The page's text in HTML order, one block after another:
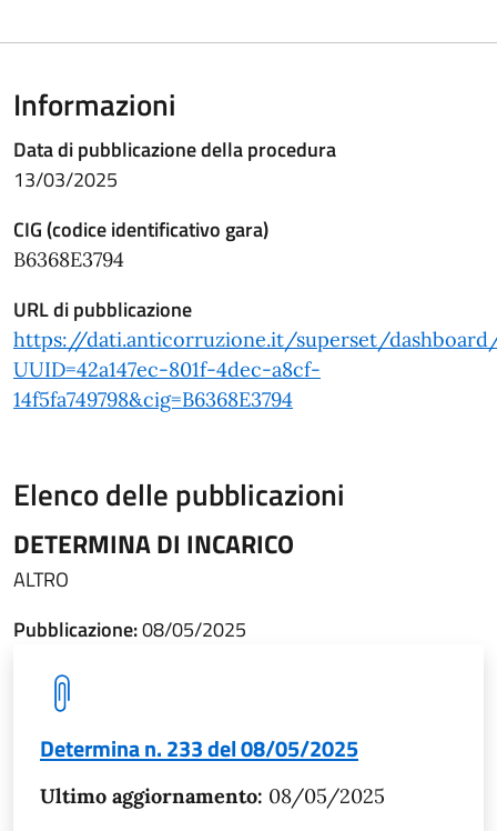
Informazioni
Data di pubblicazione della procedura
13/03/2025
CIG (codice identificativo gara)
B6368E3794
URL di pubblicazione
https://dati.anticorruzione.it/superset/
UUID=42a147ec-801f-4dec-a8cf-
14f5fa749798&cig=B6368E3794
Elenco delle pubblicazioni
DETERMINA DI INCARICO
ALTRO
Pubblicazione:08/05/2025
Determina n. 233 del 08/05/2025
Ultimo aggiornamento: 08/05/2025